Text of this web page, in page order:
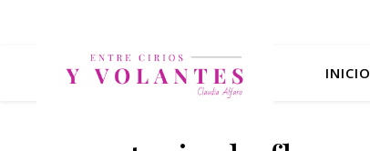
INICIO